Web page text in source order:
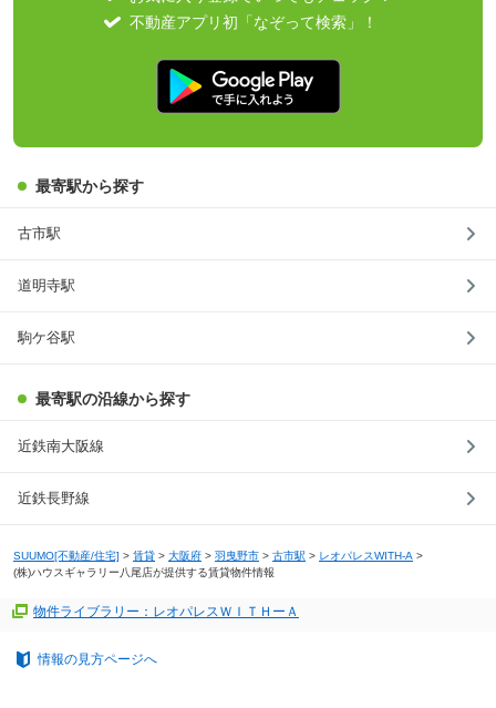
不動産アプリ初「なぞって検索」！
最寄駅から探す
古市駅
道明寺駅
駒ケ谷駅
最寄駅の沿線から探す
近鉄南大阪線
近鉄長野線
SUUMO[不動産/住宅] > 賃貸 > 大阪府 > 羽曳野市 > 古市駅 > レオパレスWITH-A >
(株)ハウスギャラリー八尾店が提供する賃貸物件情報
物件ライブラリー：レオパレスＷＩＴＨーＡ
情報の見方ページへ